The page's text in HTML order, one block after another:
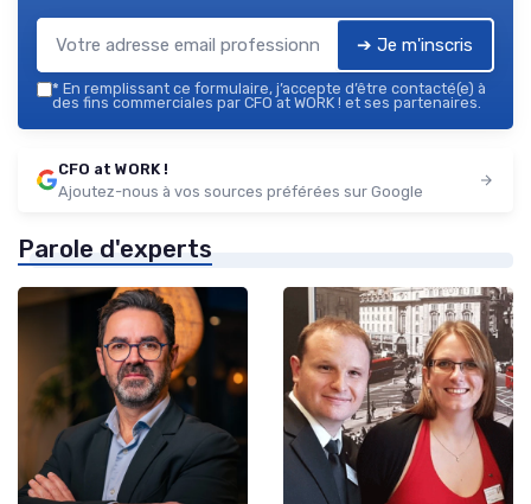
➔ Je m'inscris
* En remplissant ce formulaire, j’accepte d’être contacté(e) à
des fins commerciales par CFO at WORK ! et ses partenaires.
CFO at WORK !
Ajoutez-nous à vos sources préférées sur Google
Parole d'experts